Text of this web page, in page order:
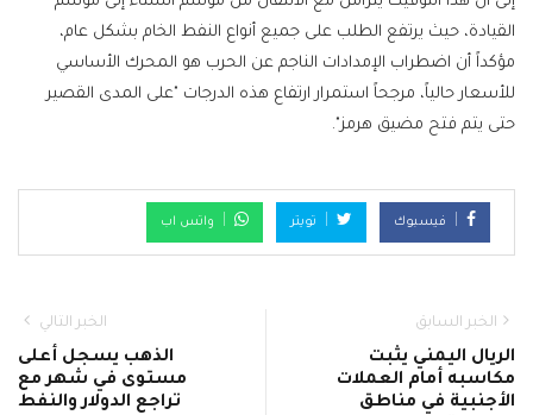
القيادة، حيث يرتفع الطلب على جميع أنواع النفط الخام بشكل عام،
مؤكداً أن اضطراب الإمدادات الناجم عن الحرب هو المحرك الأساسي
للأسعار حالياً، مرجحاً استمرار ارتفاع هذه الدرجات "على المدى القصير
حتى يتم فتح مضيق هرمز".
فيسبوك تويتر واتس اب
الخبر السابق
الريال اليمني يثبت
مكاسبه أمام العملات
الأجنبية في مناطق
الخبر التالي
الذهب يسجل أعلى
مستوى في شهر مع
تراجع الدولار والنفط